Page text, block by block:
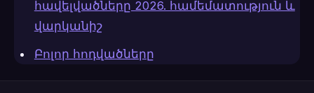
հավելվածները 2026. համեմատություն և
վարկանիշ
Բոլոր հոդվածները